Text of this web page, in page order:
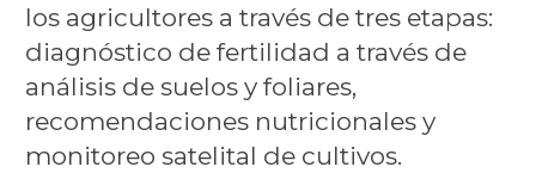
los agricultores a través de tres etapas:
diagnóstico de fertilidad a través de
análisis de suelos y foliares,
recomendaciones nutricionales y
monitoreo satelital de cultivos.